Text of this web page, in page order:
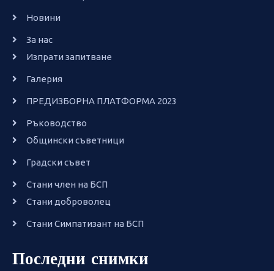
Новини
За нас
Изпрати запитване
Галерия
ПРЕДИЗБОРНА ПЛАТФОРМА 2023
Ръководство
Общински съветници
Градски съвет
Стани член на БСП
Стани доброволец
Стани Симпатизант на БСП
Последни снимки